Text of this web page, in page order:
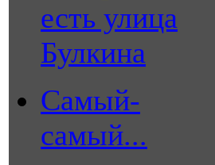
есть улица
Булкина
Самый-
самый...